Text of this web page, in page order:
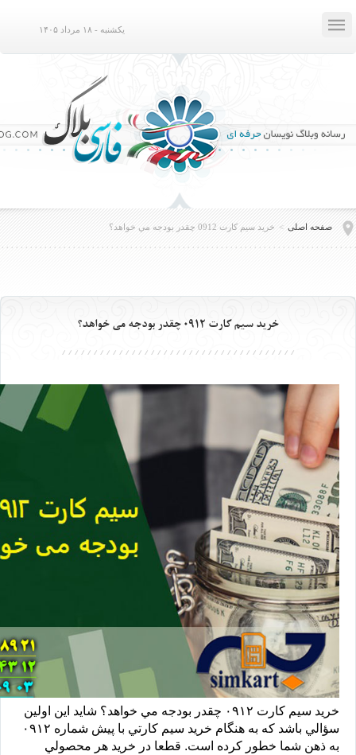
 یکشنبه - ۱۸ مرداد ۱۴۰۵
صفحه اصلی > خريد سيم كارت 0912 چقدر بودجه مي خواهد؟
خريد سيم كارت 0912 چقدر بودجه مي خواهد؟
خريد سيم كارت ۰۹۱۲ چقدر بودجه مي خواهد؟ شايد اين اولين
سؤالي باشد كه به هنگام خريد سيم كارتي با پيش شماره ۰۹۱۲
به ذهن شما خطور كرده است. قطعا در خريد هر محصولي